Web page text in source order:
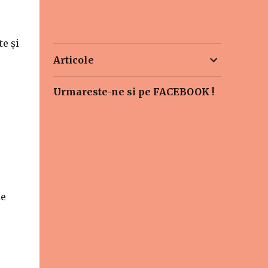
și
Articole
Urmareste-ne si pe FACEBOOK !